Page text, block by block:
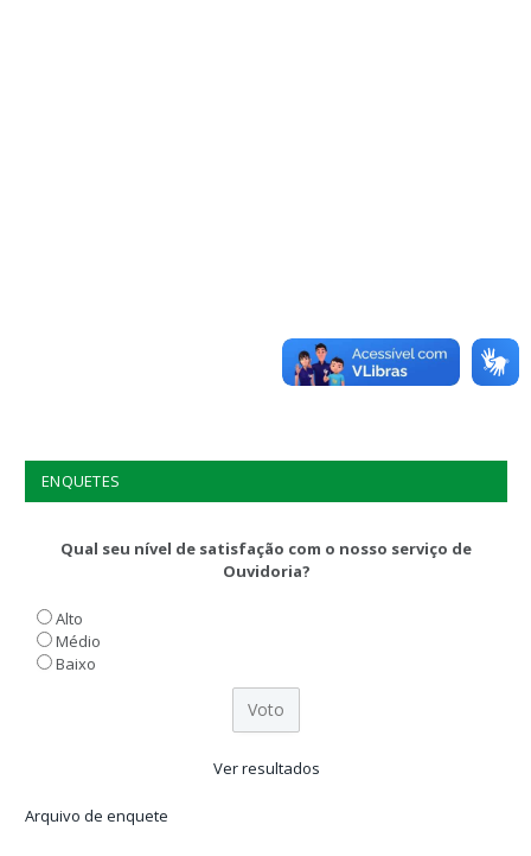
ENQUETES
Qual seu nível de satisfação com o nosso serviço de
Ouvidoria?
Alto
Médio
Baixo
Ver resultados
Arquivo de enquete